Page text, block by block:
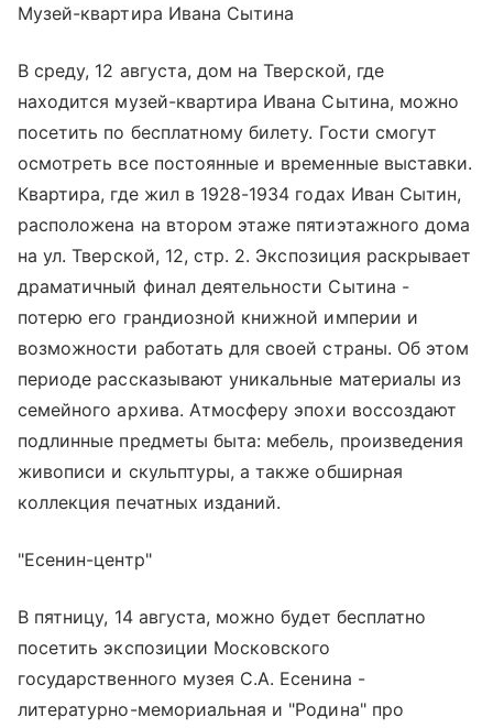
Музей-квартира Ивана Сытина
В среду, 12 августа, дом на Тверской, где
находится музей-квартира Ивана Сытина, можно
посетить по бесплатному билету. Гости смогут
осмотреть все постоянные и временные выставки.
Квартира, где жил в 1928-1934 годах Иван Сытин,
расположена на втором этаже пятиэтажного дома
на ул. Тверской, 12, стр. 2. Экспозиция раскрывает
драматичный финал деятельности Сытина -
потерю его грандиозной книжной империи и
возможности работать для своей страны. Об этом
периоде рассказывают уникальные материалы из
семейного архива. Атмосферу эпохи воссоздают
подлинные предметы быта: мебель, произведения
живописи и скульптуры, а также обширная
коллекция печатных изданий.
"Есенин-центр"
В пятницу, 14 августа, можно будет бесплатно
посетить экспозиции Московского
государственного музея С.А. Есенина -
литературно-мемориальная и "Родина" про